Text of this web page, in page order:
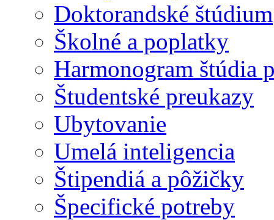
Doktorandské štúdium
Školné a poplatky
Harmonogram štúdia
Študentské preukazy
Ubytovanie
Umelá inteligencia
Štipendiá a pôžičky
Špecifické potreby